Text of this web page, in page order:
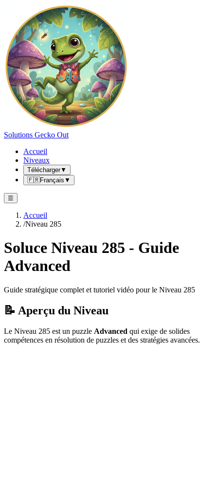
Solutions Gecko Out
Accueil
Niveaux
Télécharger▼
🇫🇷Français ▼
☰
Accueil
/Niveau 285
Soluce Niveau 285 - Guide
Advanced
Guide stratégique complet et tutoriel vidéo pour le Niveau 285
📝 Aperçu du Niveau
Le Niveau 285 est un puzzle Advanced qui exige de solides
compétences en résolution de puzzles et des stratégies avancées.